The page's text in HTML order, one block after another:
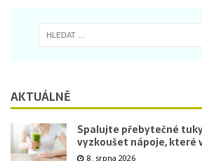
AKTUÁLNĚ
Spalujte přebytečné
vyzkoušet nápoje, které
8. srpna 2026